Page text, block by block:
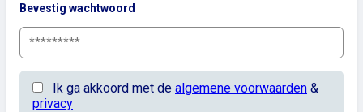
Bevestig wachtwoord
Ik ga akkoord met de algemene voorwaarden &
privacy